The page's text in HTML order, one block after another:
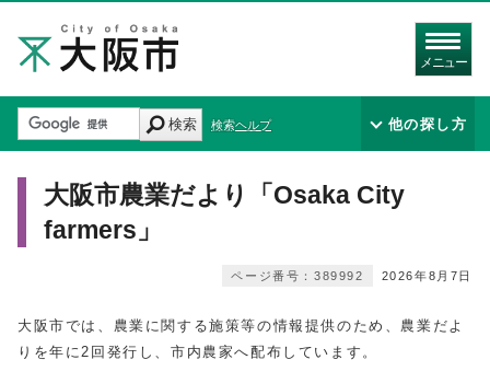
メニュー
検索 検索ヘルプ 他の探し方
大阪市農業だより「Osaka City
farmers」
2026年8月7日
ページ番号：389992
大阪市では、農業に関する施策等の情報提供のため、農業だよ
りを年に2回発行し、市内農家へ配布しています。